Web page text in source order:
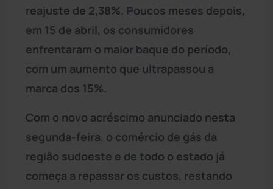
reajuste de 2,38%. Poucos meses depois,
em 15 de abril, os consumidores
enfrentaram o maior baque do período,
com um aumento que ultrapassou a
marca dos 15%.
Com o novo acréscimo anunciado nesta
segunda-feira, o comércio de gás da
região sudoeste e de todo o estado já
começa a repassar os custos, restando